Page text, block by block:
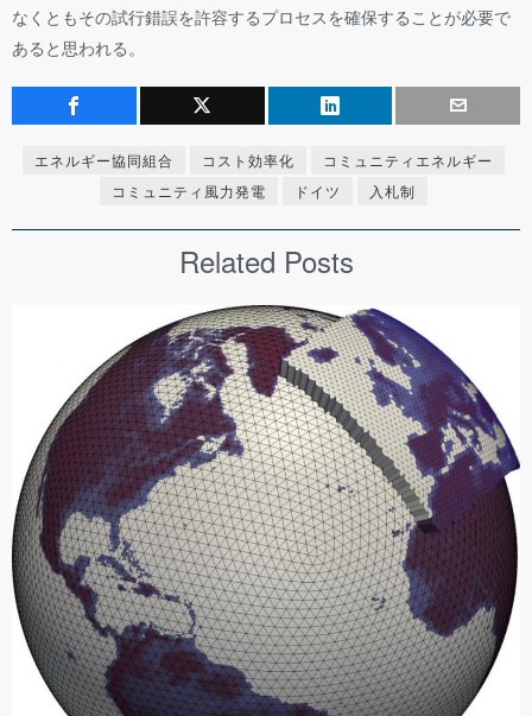
なくともその試行錯誤を許容するプロセスを確保することが必要で
あると思われる。
エネルギー協同組合 コスト効率化
コミュニティエネルギー
コミュニティ風力発電
ドイツ 入札制
Related Posts